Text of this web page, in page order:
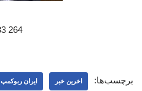
264 33
برچسب‌ها: اخرین خبر ایران ربوکمپ